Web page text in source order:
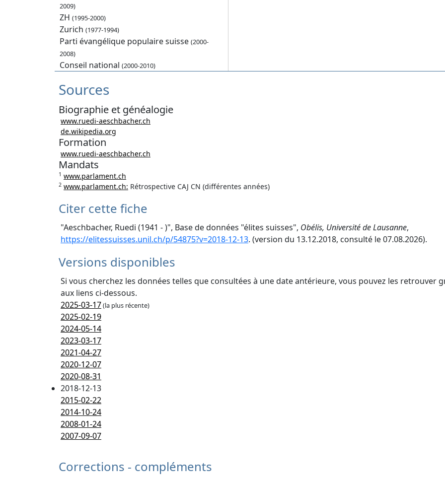
2009)
ZH (1995-2000)
Zurich (1977-1994)
Parti évangélique populaire suisse (2000-
2008)
Conseil national (2000-2010)
Sources
Biographie et généalogie
www.ruedi-aeschbacher.ch
de.wikipedia.org
Formation
www.ruedi-aeschbacher.ch
Mandats
1 www.parlament.ch
2 www.parlament.ch: Rétrospective CAJ CN (différentes années)
Citer cette fiche
"Aeschbacher, Ruedi (1941 - )", Base de données "élites suisses", Obélis, Université de Lausanne,
https://elitessuisses.unil.ch/p/54875?v=2018-12-13. (version du 13.12.2018, consulté le 07.08.2026).
Versions disponibles
Si vous cherchez les données telles que consultées à une date antérieure, vous pouvez les retrouver
aux liens ci-dessous.
2025-03-17(la plus récente)
2025-02-19
2024-05-14
2023-03-17
2021-04-27
2020-12-07
2020-08-31
2018-12-13
2015-02-22
2014-10-24
2008-01-24
2007-09-07
Corrections - compléments